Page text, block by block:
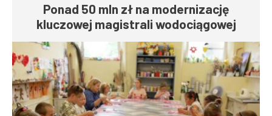
Ponad 50 mln zł na modernizację
kluczowej magistrali wodociągowej